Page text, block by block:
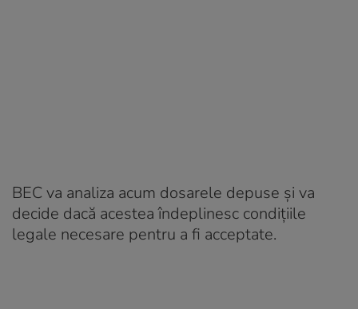
BEC va analiza acum dosarele depuse și va
decide dacă acestea îndeplinesc condițiile
legale necesare pentru a fi acceptate.